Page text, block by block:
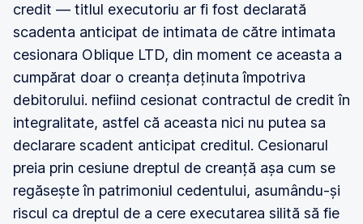
credit — titlul executoriu ar fi fost declarată
scadenta anticipat de intimata de către intimata
cesionara Oblique LTD, din moment ce aceasta a
cumpărat doar o creanța deținuta împotriva
debitorului. nefiind cesionat contractul de credit în
integralitate, astfel că aceasta nici nu putea sa
declarare scadent anticipat creditul. Cesionarul
preia prin cesiune dreptul de creanță așa cum se
regăsește în patrimoniul cedentului, asumându-și
riscul ca dreptul de a cere executarea silită să fie